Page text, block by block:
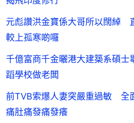
元彪讚洪金寶係大哥所以闊綽
較上孤寒啲囉
千億富商千金曬港大建築系碩
蹈學校做老闆
前TVB索爆人妻突嚴重過敏 全
痛肚痛發痛發癢